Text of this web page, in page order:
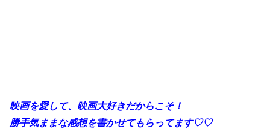
映画を愛して、映画大好きだからこそ！
勝手気ままな感想を書かせてもらってます♡♡